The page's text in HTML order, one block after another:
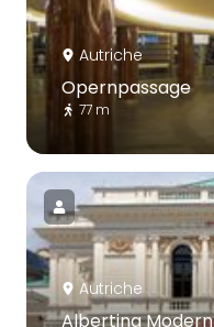
Autriche
Opernpassage
77 m
Autriche
Albertina Modern